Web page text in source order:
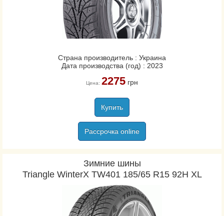
Страна производитель : Украина
Дата производства (год) : 2023
Цена: 2275грн
Купить
Рассрочка online
Зимние шины
Triangle WinterX TW401 185/65 R15 92H XL